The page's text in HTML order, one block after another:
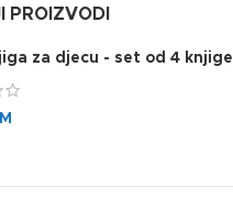
PROIZVODI
za djecu - set od 4 knjige